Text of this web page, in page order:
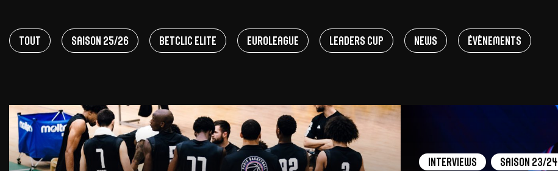
FAQ
FAQ
Tout Saison 25/26 Betclic Elite EuroLeague Leaders Cup News Évènements
Interviews Saison 23/24